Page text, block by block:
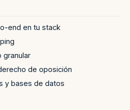
end en tu stack
granular
de oposición
y bases de datos